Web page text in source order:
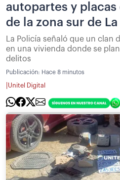
autopartes y
de la zona sur de La
La Policía señaló que un clan
en una vivienda donde se
delitos
Publicación: Hace 8 minutos
Unitel Digital